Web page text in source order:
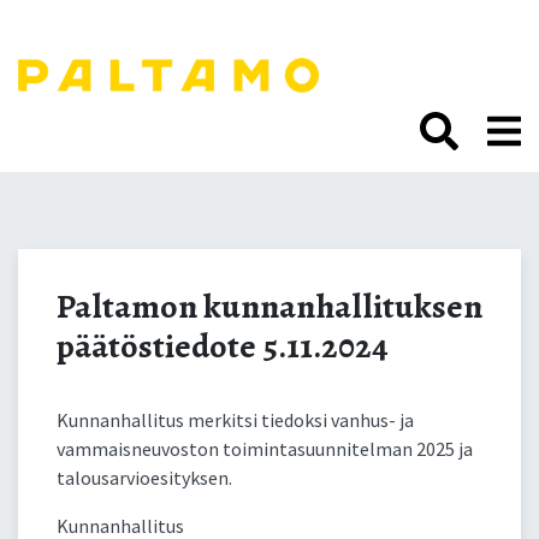
Paltamon
kunnanhallituksen
päätöstiedote 5.11.2024
Paltamon kunnanhallituksen
päätöstiedote 5.11.2024
Kunnanhallitus merkitsi tiedoksi vanhus- ja
vammaisneuvoston toimintasuunnitelman 2025 ja
talousarvioesityksen.
Kunnanhallitus